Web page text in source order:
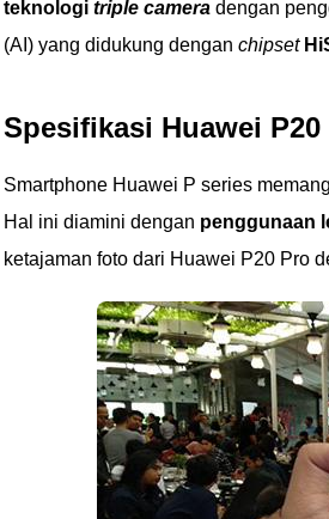
teknologi triple camera dengan
(AI) yang didukung dengan chipset
Spesifikasi Huawei
Smartphone Huawei P series
Hal ini diamini dengan penggunaan
ketajaman foto dari Huawei P20 Pro